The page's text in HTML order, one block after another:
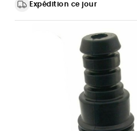
Expédition ce jour